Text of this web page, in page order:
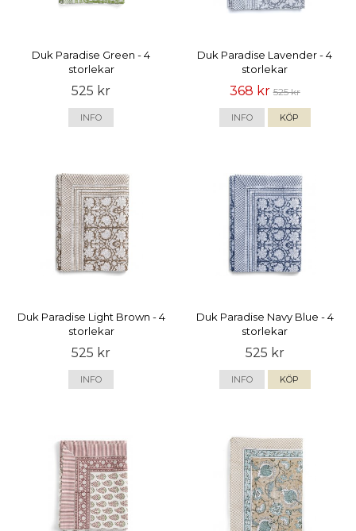
Duk Paradise Green - 4
storlekar
525 kr
INFO
Duk Paradise Lavender - 4
storlekar
368 kr 525 kr
INFO KÖP
Duk Paradise Light Brown - 4
storlekar
525 kr
INFO
Duk Paradise Navy Blue - 4
storlekar
525 kr
INFO KÖP